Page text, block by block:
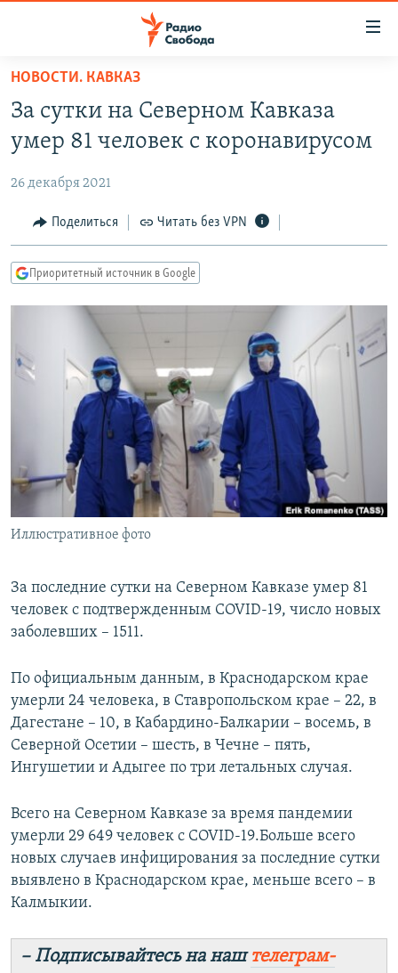
упрощенного
доступа
Вернуться
основному
Вернутся
главной
навигации
Вернутся
поиску
ПОДКАСТЫ
АВТОРСКИЕ ПРОЕКТЫ
ЦИТАТЫ СВОБОДЫ
МНЕНИЯ
IDEL.РЕАЛИИ
КАВКАЗ.РЕАЛИИ
СЕВЕР.РЕАЛИИ
СИБИРЬ.РЕАЛИИ
РАСПИСАНИЕ ВЕЩАНИЯ
ПОДПИШИТЕСЬ НА РАССЫЛКУ
СОЦИАЛЬНЫЕ СЕТИ
Все сайты РСЕ/РС
НОВОСТИ. КАВКАЗ
За сутки на Северном Кавказа
умер 81 человек с коронавирусом
26 декабря 2021
Поделиться Читать без VPN
Приоритетный источник в Google
Иллюстративное фото
За последние сутки на Северном Кавказе умер 81
человек с подтвержденным COVID-19, число новых
заболевших – 1511.
По официальным данным, в Краснодарском крае
умерли 24 человека, в Ставропольском крае – 22, в
Дагестане – 10, в Кабардино-Балкарии – восемь, в
Северной Осетии – шесть, в Чечне – пять,
Ингушетии и Адыгее по три летальных случая.
Всего на Северном Кавказе за время пандемии
умерли 29 649 человек с COVID-19.Больше всего
новых случаев инфицирования за последние сутки
выявлено в Краснодарском крае, меньше всего – в
Калмыкии.
– Подписывайтесь на наштелеграм-